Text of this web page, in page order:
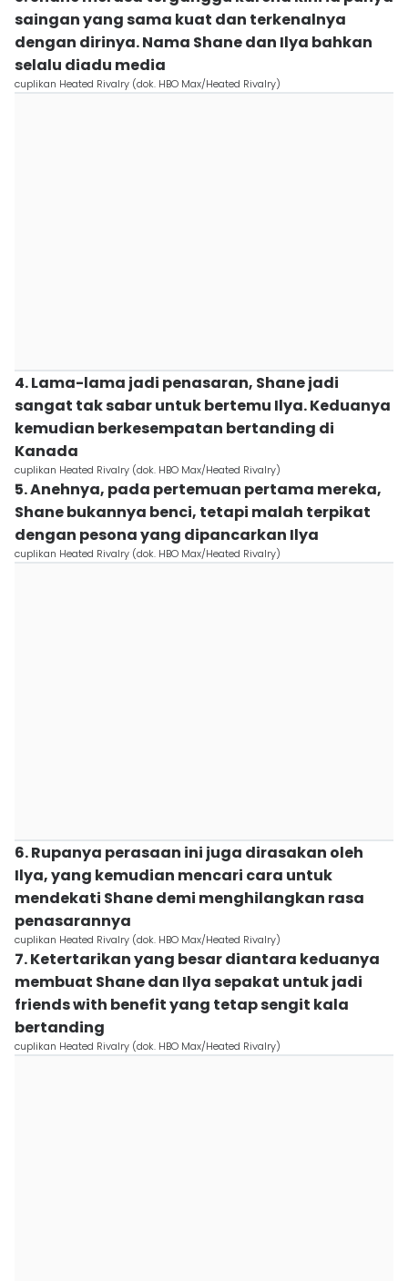
saingan yang sama kuat dan terkenalnya
dengan dirinya. Nama Shane dan Ilya bahkan
selalu diadu media
cuplikan Heated Rivalry (dok. HBO Max/Heated Rivalry)
4. Lama-lama jadi penasaran, Shane jadi
sangat tak sabar untuk bertemu Ilya. Keduanya
kemudian berkesempatan bertanding di
Kanada
cuplikan Heated Rivalry (dok. HBO Max/Heated Rivalry)
5. Anehnya, pada pertemuan pertama mereka,
Shane bukannya benci, tetapi malah terpikat
dengan pesona yang dipancarkan Ilya
cuplikan Heated Rivalry (dok. HBO Max/Heated Rivalry)
6. Rupanya perasaan ini juga dirasakan oleh
Ilya, yang kemudian mencari cara untuk
mendekati Shane demi menghilangkan rasa
penasarannya
cuplikan Heated Rivalry (dok. HBO Max/Heated Rivalry)
7. Ketertarikan yang besar diantara keduanya
membuat Shane dan Ilya sepakat untuk jadi
friends with benefit yang tetap sengit kala
bertanding
cuplikan Heated Rivalry (dok. HBO Max/Heated Rivalry)